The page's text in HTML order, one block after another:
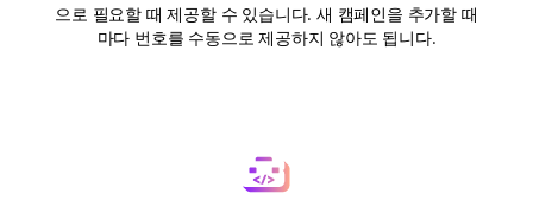
으로 필요할 때 제공할 수 있습니다. 새 캠페인을 추가할 때
마다 번호를 수동으로 제공하지 않아도 됩니다.